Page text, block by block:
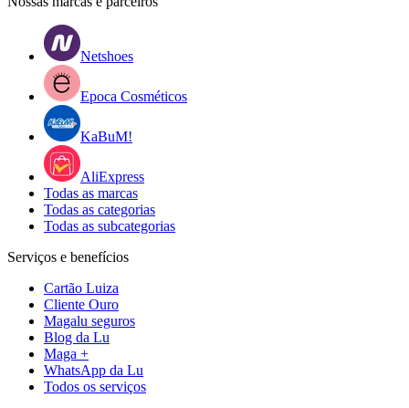
Netshoes
Epoca Cosméticos
KaBuM!
AliExpress
Todas as marcas
Todas as categorias
Todas as subcategorias
Serviços e benefícios
Cartão Luiza
Cliente Ouro
Magalu seguros
Blog da Lu
Maga +
WhatsApp da Lu
Todos os serviços